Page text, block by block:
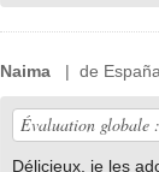
Naima | de
Évaluation globale :
Délicieux, je les